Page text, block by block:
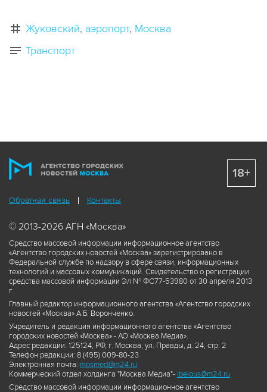
Жуковский аэропорт Москва
Транспорт
Обратная связь Контакты
© 2013-2026 АГН «Москва»
Средство массовой информации информационное агентство
«Агентство городских новостей «Москва» зарегистрировано в
Федеральной службе по надзору в сфере связи, информационных
технологий и массовых коммуникаций. Свидетельство о регистрации
средства массовой информации Эл № ФС77-53980 от 30 апреля 2013
г.
Главный редактор информационного агентства «Агентство городских
новостей «Москва» А.Б. Воронченко.
Учредитель и редакция информационного агентства «Агентство
городских новостей «Москва» - АО «Москва Медиа».
Адрес редакции: 125124, РФ, г. Москва, ул. Правды, д. 24, стр. 2
Телефон редакции: 8 (495) 009-80-23
Электронная почта: mosmed@m24.ru
Коммерческий отдел холдинга "Москва Медиа"- ibelous@m24.ru
Средство массовой информации информационное агентство
18+